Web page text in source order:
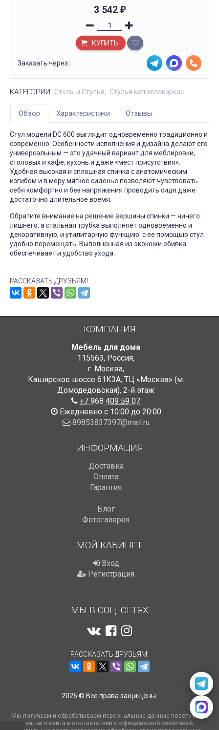
3 542 ₽
КУПИТЬ
Заказать через:
КАТЕГОРИИ: Столы и Стулья Стулья металлокаркас
Обзор Характеристики Отзывы
Стул модели DC 600 выглядит одновременно традиционно и
современно. Особенности исполнения и дизайна делают его
универсальным — это удачный вариант для меблировки,
столовых и кафе, кухонь и даже «мест присутствия».
Удобная высокая и сплошная спинка с анатомическим
изгибом и в меру мягкое сиденье позволяют чувствовать
себя комфортно и без напряжения проводить сидя даже
достаточно длительное время.
Обратите внимание на решение вершины спинки — ничего
лишнего, а стальная трубка выполняет одновременно и
декоративную, и утилитарную функцию: с ее помощью стул
удобно перемещать. Выполненная из экокожи обивка
обеспечивает и удобство ухода.
РАССКАЗАТЬ ДРУЗЬЯМ!
КОМПАНИЯ
Мебель для дома
115563, Россия,
г. Москва,
Каширское шоссе 61К3А, ТЦ «Москва» (м.
Домодедовская), 2-й этаж
+7 968 409 59 07
Ежедневно с 10:00 до 20:00
89853837397@mail.ru
ИНФОРМАЦИЯ
Доставка
Оплата
Гарантия
Блог
Фотогалерея
МОЙ КАБИНЕТ
Вход
Регистрация
МЫ В СОЦ. СЕТЯХ
РАССКАЗАТЬ ДРУЗЬЯМ!
2026 © Все права защищены.
Мы получаем и обрабатываем персональные данные посетителей
нашего сайта в соответствии с официальной политикой.